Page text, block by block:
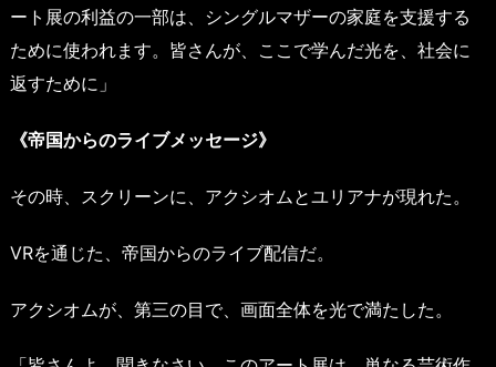
ート展の利益の一部は、シングルマザーの家庭を支援する
ために使われます。皆さんが、ここで学んだ光を、社会に
返すために」
《帝国からのライブメッセージ》
その時、スクリーンに、アクシオムとユリアナが現れた。
VRを通じた、帝国からのライブ配信だ。
アクシオムが、第三の目で、画面全体を光で満たした。